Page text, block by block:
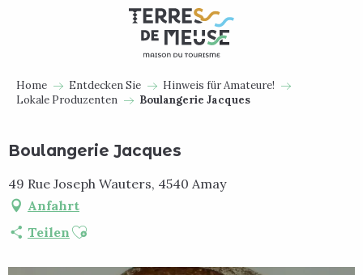
Home Entdecken Sie
Hinweis für Amateure!
Lokale Produzenten
Boulangerie Jacques
Boulangerie Jacques
49 Rue Joseph Wauters, 4540 Amay
Anfahrt
Teilen Ajouter aux favoris